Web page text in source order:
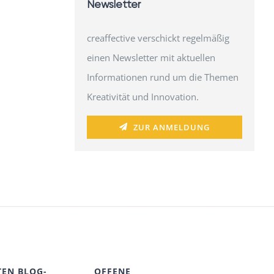
Newsletter
creaffective verschickt regelmäßig
einen Newsletter mit aktuellen
Informationen rund um die Themen
Kreativität und Innovation.
ZUR ANMELDUNG
BLOG- OFFENE